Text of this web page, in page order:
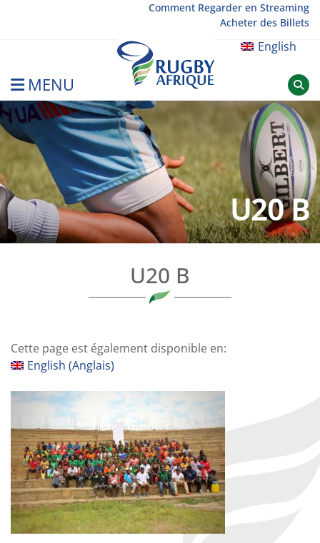
Comment Regarder en Streaming
Acheter des Billets
English
MENU
Rugby Afrique
U20 B
U20 B
Cette page est également disponible en:
English (Anglais)